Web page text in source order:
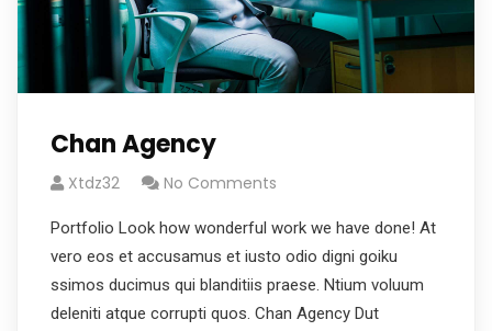
Chan Agency
Xtdz32 No Comments
Portfolio Look how wonderful work we have done! At
vero eos et accusamus et iusto odio digni goiku
ssimos ducimus qui blanditiis praese. Ntium voluum
deleniti atque corrupti quos. Chan Agency Dut